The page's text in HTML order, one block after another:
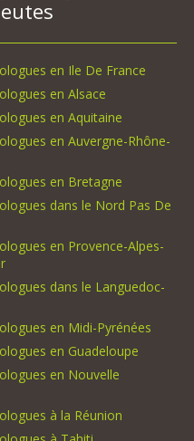
en Ile De France
en Alsace
en Aquitaine
en Auvergne-Rhône-
en Bretagne
dans le Nord Pas De
en Provence-Alpes-
dans le Languedoc-
en Midi-Pyrénées
en Guadeloupe
en Nouvelle
à la Réunion